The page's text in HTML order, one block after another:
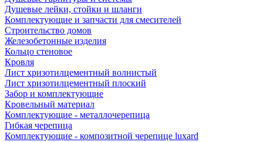
Душевые лейки, стойки и шланги
Комплектующие и запчасти для смесителей
Строительство домов
Железобетонные изделия
Кольцо стеновое
Кровля
Лист хризотилцементный волнистый
Лист хризотилцементный плоский
Забор и комплектующие
Кровельный материал
Комплектующие - металлочерепица
Гибкая черепица
Комплектующие - композитной черепице luxard